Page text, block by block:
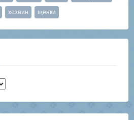
хозяин щенки